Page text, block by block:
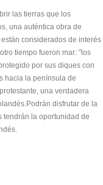
las tierras que los
una auténtica obra de
considerados de interés
tiempo fueron mar: "los
por sus diques con
hacia la península de
una verdadera
disfrutar de la
tendrán la oportunidad de